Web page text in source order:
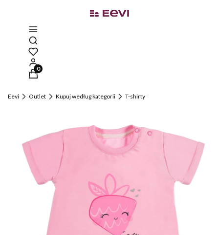
Otwórz wyszukiwarkę
Produkty w koszyku: 0. Zobacz szczegóły
Eevi Outlet Kupuj według kategorii T-shirty